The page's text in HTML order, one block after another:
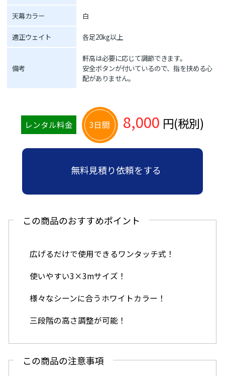
天幕カラー 白
適正ウェイト 各足20kg以上
備考
軒高は必要に応じて調節できます。
安全ボタンが付いているので、指を挟める心
配がありません。
レンタル料金 3日間 8,000 円(税別)
無料見積り依頼をする
この商品のおすすめポイント
広げるだけで使用できるワンタッチ式！
使いやすい3×3mサイズ！
様々なシーンに合うホワイトカラー！
三段階の高さ調整が可能！
この商品の注意事項